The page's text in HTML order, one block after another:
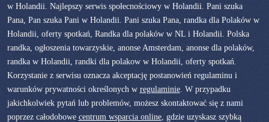
w Holandii. Najlepszy serwis społecnościowy w Holandii. Pani szuka
Pana, Pan szuka Pani w Holandii. Pani szuka Pana, randka dla Polaków w
Holandii, oferty spotkań, Randka dla polaków w NL i Holandii. Polska
randka, ogłoszenia towarzyskie, anonse Amsterdam, anonse dla polaków,
randka w Holandii, randki dla polakow w Holandii, oferty spotkań.
Korzystanie z serwisu oznacza akceptację postanowień regulaminu i
warunków prywatności określonych w regulaminie. W przypadku
jakichkolwiek pytań lub problemów, możesz skontaktować się z nami
poprzez całodobowe centrum wsparcia online, gdzie uzyskasz szybką